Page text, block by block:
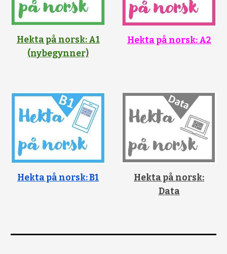
Hekta på norsk: A1
(nybegynner)
Hekta på norsk: A2
Hekta på norsk: B1
Hekta på norsk:
Data